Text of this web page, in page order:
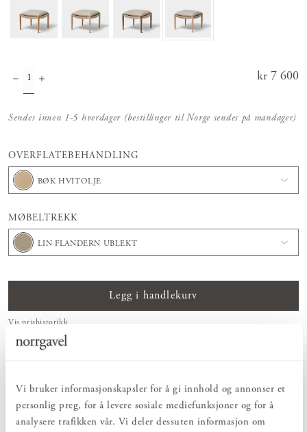
Vi bruker informasjonskapsler for å gi innhold og annonser et
personlig preg, for å levere sosiale mediefunksjoner og for å
analysere trafikken vår. Vi deler dessuten informasjon om
Pris:
kr 7 600
Sendes innen 1-5 hverdager (bestillinger til Norge sendes på mandager)
OVERFLATEBEHANDLING
BØK HVITOLJE
MØBELTREKK
LIN FLANDERN UBLEKT
Legg i handlekurv
Vis prishistorikk
enkelt og vakkert.
NATURLIG & BÆREKRAFTIG
Av rene naturmaterialer som er en del av det naturlige kretsløpet og skapes
vedfotosyntese.